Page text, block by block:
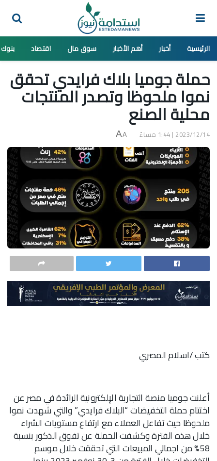
الرئيسية أخبار أهم الأخبار سوق مال اقتصاد بنوك
حملة جوميا بلاك فرايدي تحقق
نموا ملحوظا وتصدر المنتجات
محلية الصنع
2023/12/14 | 1:44 مساءً A
A
كتب /اسلام المصري
أعلنت جوميا منصة التجارية الإلكترونية الرائدة في مصر عن
اختتام حملة التخفيضات “البلاك فرايدي” والتي شهدت نموا
ملحوظا حيث تفاعل العملاء مع ارتفاع مستويات الشراء
خلال هذه الفترة وكشفت الحملة عن تفوق الذكور بنسبة
58% من اجمالي المبيعات التي تحققت خلال موسم